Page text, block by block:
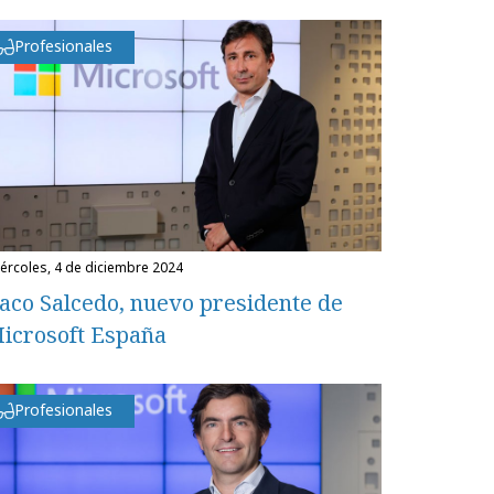
Profesionales
4 de diciembre 2024
Salcedo, nuevo presidente de
España
Profesionales